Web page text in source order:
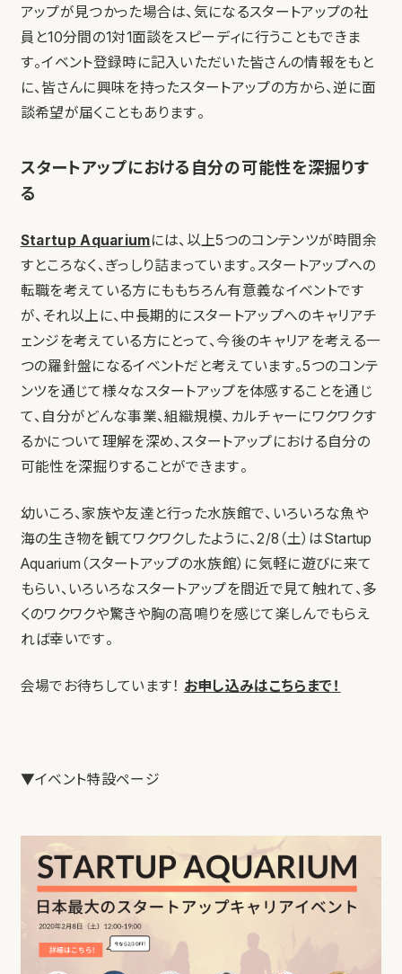
アップが見つかった場合は、気になるスタートアップの社
員と10分間の1対1面談をスピーディに行うこともできま
す。イベント登録時に記入いただいた皆さんの情報をもと
に、皆さんに興味を持ったスタートアップの方から、逆に面
談希望が届くこともあります。
スタートアップにおける自分の可能性を深掘りす
る
Startup Aquariumには、以上5つのコンテンツが時間余
すところなく、ぎっしり詰まっています。スタートアップへの
転職を考えている方にももちろん有意義なイベントです
が、それ以上に、中長期的にスタートアップへのキャリアチ
ェンジを考えている方にとって、今後のキャリアを考える一
つの羅針盤になるイベントだと考えています。5つのコンテ
ンツを通じて様々なスタートアップを体感することを通じ
て、自分がどんな事業、組織規模、カルチャーにワクワクす
るかについて理解を深め、スタートアップにおける自分の
可能性を深掘りすることができます。
幼いころ、家族や友達と行った水族館で、いろいろな魚や
海の生き物を観てワクワクしたように、2/8（土）はStartup
Aquarium（スタートアップの水族館）に気軽に遊びに来て
もらい、いろいろなスタートアップを間近で見て触れて、多
くのワクワクや驚きや胸の高鳴りを感じて楽しんでもらえ
れば幸いです。
会場でお待ちしています！ お申し込みはこちらまで！
▼イベント特設ページ